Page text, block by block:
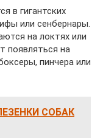
в гигантских
или сенбернары.
на локтях или
появляться на
пинчера или
СОБАК